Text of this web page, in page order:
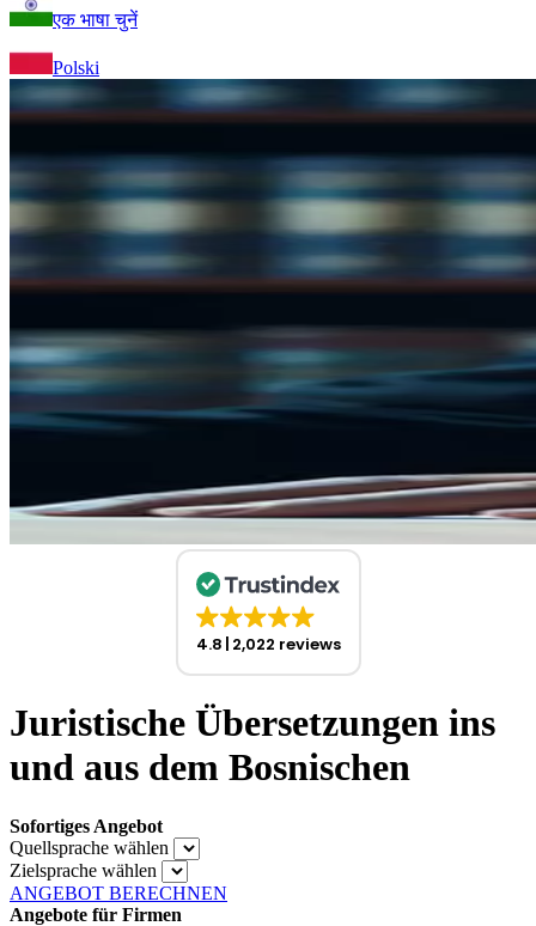
एक भाषा चुनें
Polski
4.8 2,022 reviews
Juristische Übersetzungen ins
und aus dem Bosnischen
Sofortiges Angebot
Quellsprache wählen
Zielsprache wählen
ANGEBOT BERECHNEN
Angebote für Firmen